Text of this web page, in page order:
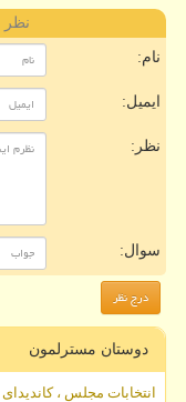
نظر
نام:
ایمیل:
نظر:
سوال:
دوستان مسترلمون
انتخابات مجلس ،